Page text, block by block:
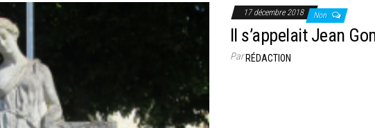
17 décembre 2018 Non
Il s’appelait Jean
ParRÉDACTION